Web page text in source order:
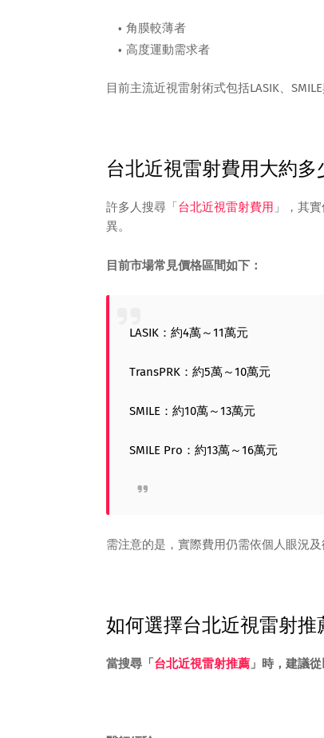
角膜較薄者
高度運動需求者
目前主流近視雷射術式包括LASIK、
台北近視雷射費用大約多
許多人搜尋「台北近視雷射費用 」，其
異。
目前市場常見價格區間如下：
LASIK：約4萬～11萬元
TransPRK：約5萬～10萬元
SMILE：約10萬～13萬元
SMILE Pro：約13萬～16萬元
需注意的是，實際費用仍需依個人眼況及
如何選擇台北近視雷射推
當搜尋「台北近視雷射推薦 」時，建議